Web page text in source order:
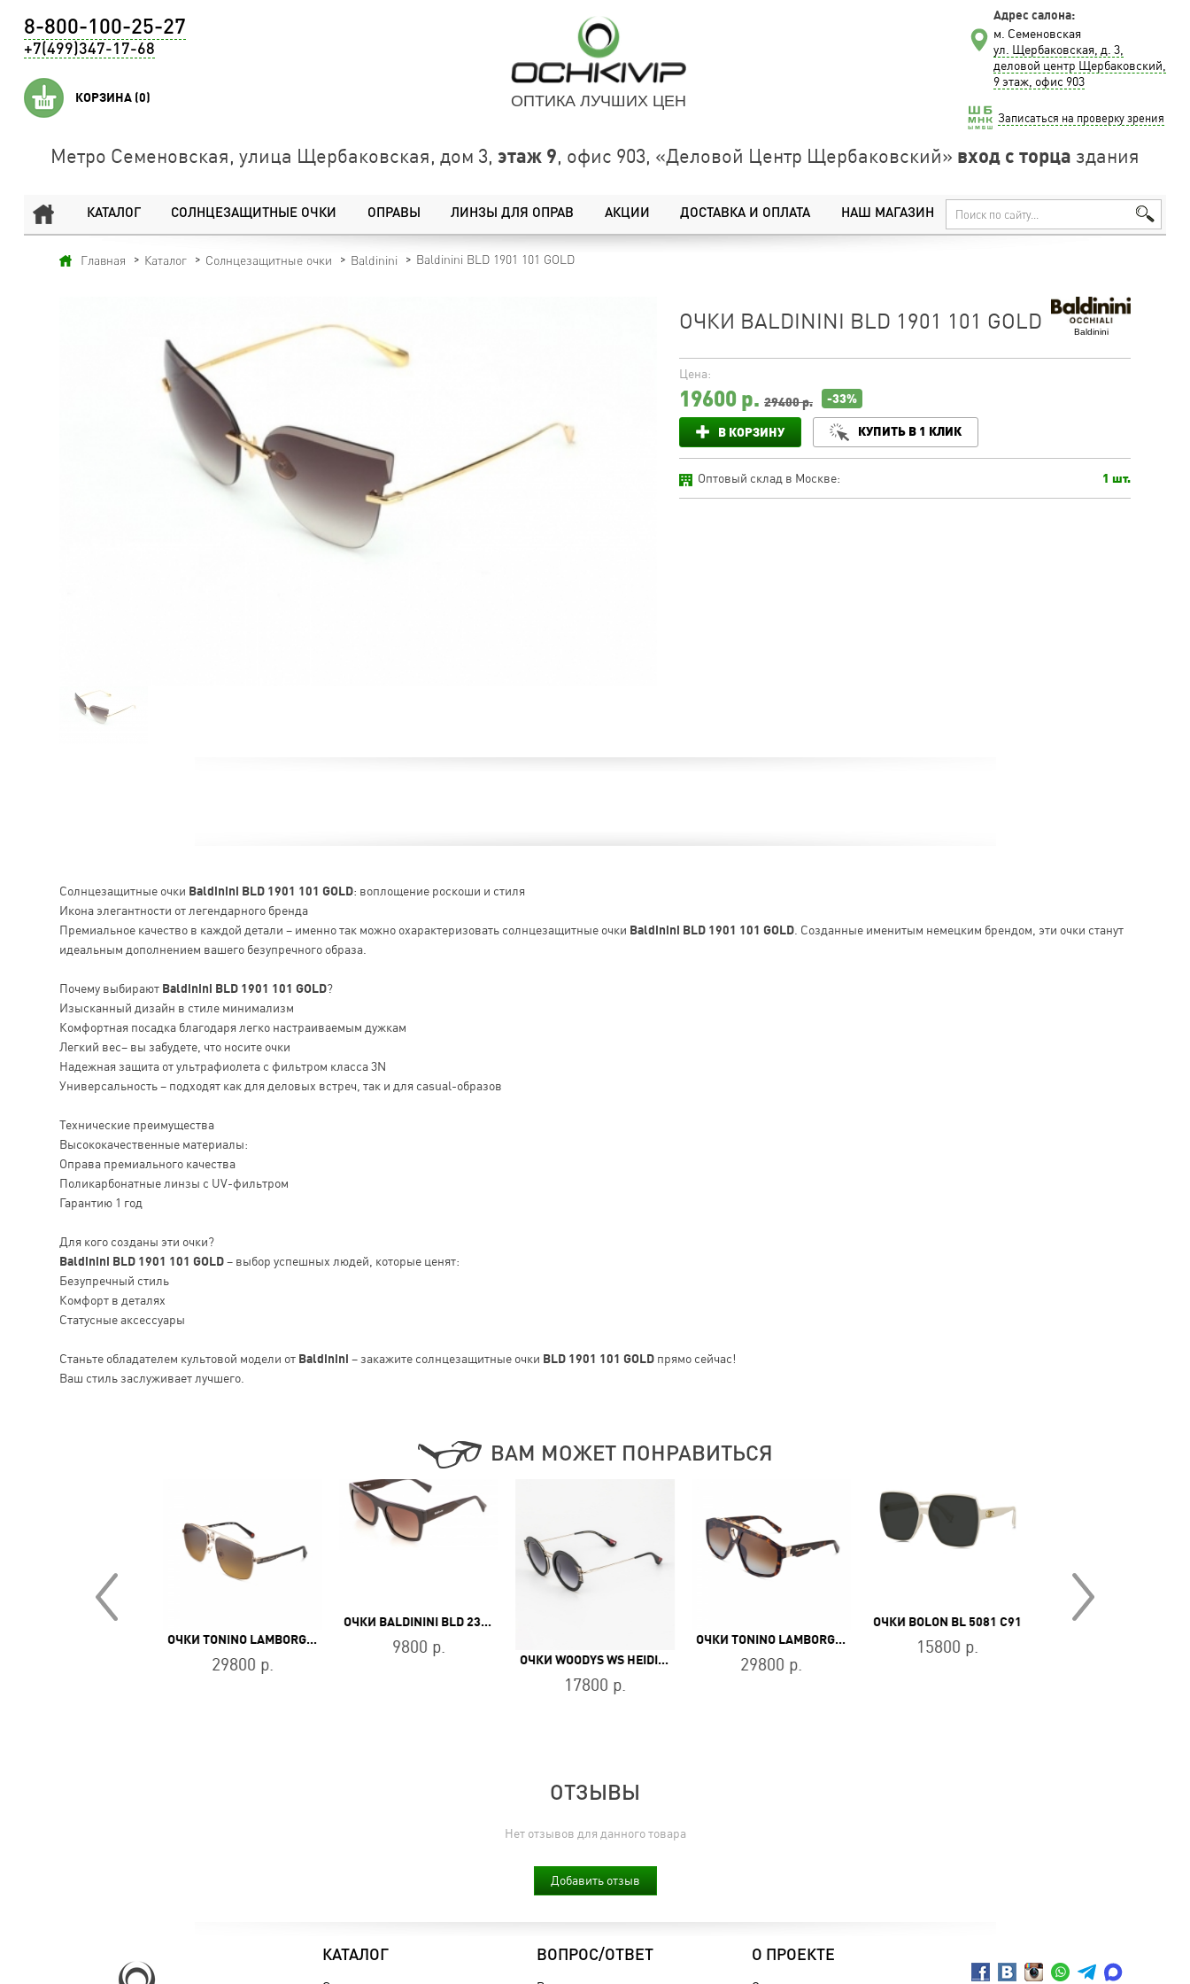
8-800-100-25-27
+7(499)347-17-68
КОРЗИНА (0) ОПТИКА ЛУЧШИХ ЦЕН
Адрес салона:
м. Семеновская
ул. Щербаковская, д. 3,
деловой центр Щербаковский,
9 этаж, офис 903
Записаться на проверку зрения
Метро Семеновская, улица Щербаковская, дом 3, этаж 9, офис 903, «Деловой Центр Щербаковский» вход с торца здания
КАТАЛОГ СОЛНЦЕЗАЩИТНЫЕ ОЧКИ ОПРАВЫ ЛИНЗЫ ДЛЯ ОПРАВ АКЦИИ ДОСТАВКА И ОПЛАТА НАШ МАГАЗИН
Главная Каталог Солнцезащитные очки Baldinini Baldinini BLD 1901 101 GOLD
Baldinini
ОЧКИ BALDININI BLD 1901 101 GOLD
Цена:
19600 р. 29400 р. -33%
В КОРЗИНУ КУПИТЬ В 1 КЛИК
Оптовый склад в Москве: 1 шт.
Солнцезащитные очки Baldinini BLD 1901 101 GOLD: воплощение роскоши и стиля
Икона элегантности от легендарного бренда
Премиальное качество в каждой детали – именно так можно охарактеризовать солнцезащитные очки Baldinini BLD 1901 101 GOLD . Созданные именитым немецким брендом, эти очки станут
идеальным дополнением вашего безупречного образа.
Почему выбирают Baldinini BLD 1901 101 GOLD?
Изысканный дизайн в стиле минимализм
Комфортная посадка благодаря легко настраиваемым дужкам
Легкий вес– вы забудете, что носите очки
Надежная защита от ультрафиолета с фильтром класса 3N
Универсальность – подходят как для деловых встреч, так и для casual-образов
Технические преимущества
Высококачественные материалы:
Оправа премиального качества
Поликарбонатные линзы с UV-фильтром
Гарантию 1 год
Для кого созданы эти очки?
Baldinini BLD 1901 101 GOLD– выбор успешных людей, которые ценят:
Безупречный стиль
Комфорт в деталях
Статусные аксессуары
Станьте обладателем культовой модели от Baldinini – закажите солнцезащитные очки BLD 1901 101 GOLD прямо сейчас!
Ваш стиль заслуживает лучшего.
ВАМ МОЖЕТ ПОНРАВИТЬСЯ
BOLON BL 8091 C10
ОЧКИ TONINO LAMBORGHINI TL546-02
29800 р.
ОЧКИ BALDININI BLD 2337 PM 104
9800 р.
ОЧКИ WOODYS WS HEIDI 01
17800 р.
ОЧКИ TONINO LAMBORGHINI TL541-03
29800 р.
ОЧКИ BOLON BL 5081 C91
15800 р.
ОЧКИ BOLON BV 1022
ОТЗЫВЫ
Нет отзывов для данного товара
Добавить отзыв
КАТАЛОГ ВОПРОС/ОТВЕТ О ПРОЕКТЕ